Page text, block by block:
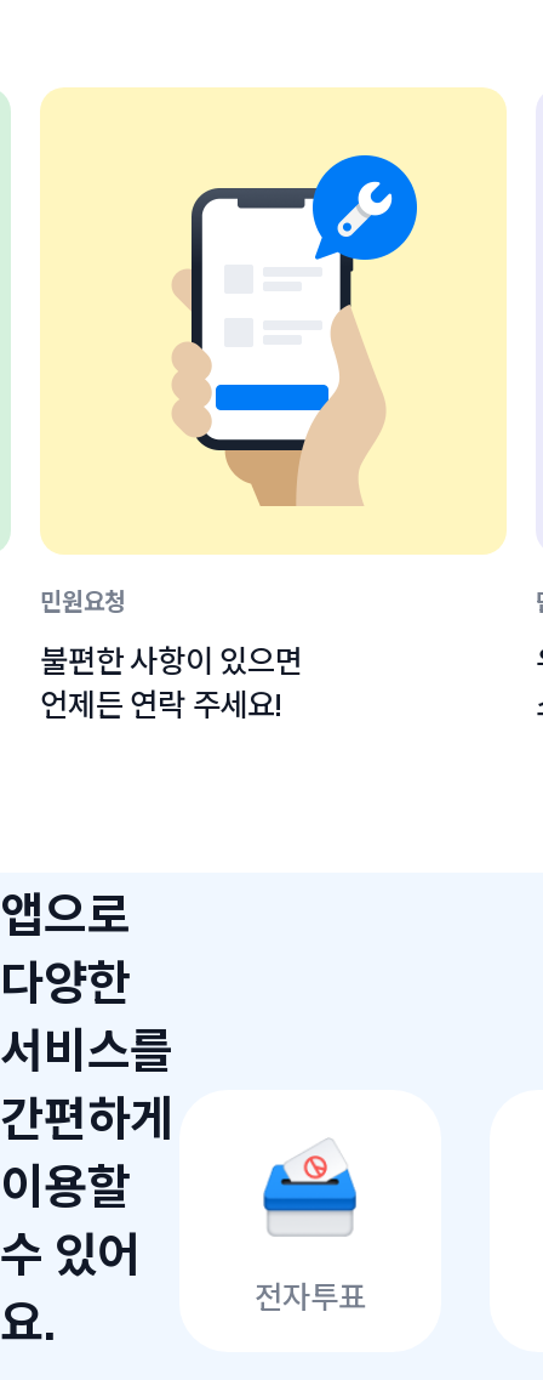
민원요청
불편한 사항이 있으면
언제든 연락 주세요!
앱으로
다양한
서비스를
간편하게
이용할
수 있어
요.
전자투표